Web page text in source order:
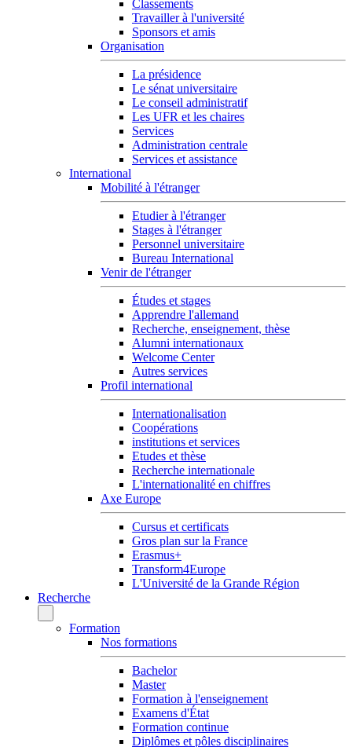
Classements
Travailler à l'université
Sponsors et amis
Organisation
La présidence
Le sénat universitaire
Le conseil administratif
Les UFR et les chaires
Services
Administration centrale
Services et assistance
International
Mobilité à l'étranger
Etudier à l'étranger
Stages à l'étranger
Personnel universitaire
Bureau International
Venir de l'étranger
Études et stages
Apprendre l'allemand
Recherche, enseignement, thèse
Alumni internationaux
Welcome Center
Autres services
Profil international
Internationalisation
Coopérations
institutions et services
Etudes et thèse
Recherche internationale
L'internationalité en chiffres
Axe Europe
Cursus et certificats
Gros plan sur la France
Erasmus+
Transform4Europe
L'Université de la Grande Région
Recherche
Formation
Nos formations
Bachelor
Master
Formation à l'enseignement
Examens d'État
Formation continue
Diplômes et pôles disciplinaires